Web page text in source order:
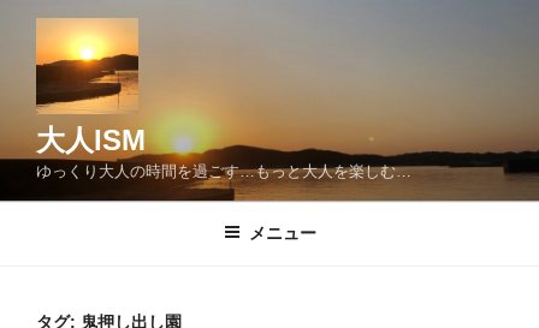
へ
大人ISM
ゆっくり大人の時間を過ごす…もっと大人を楽しむ…
メニュー
タグ: 鬼押し出し園